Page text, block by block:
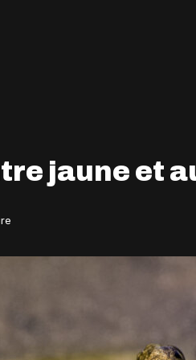
jaune et